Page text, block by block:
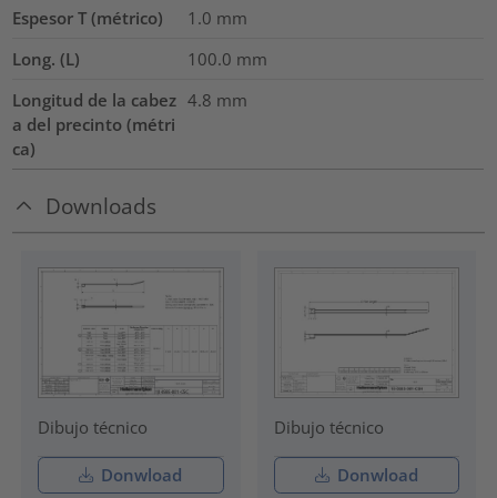
Espesor T (métrico) 1.0 mm
Long. (L)
100.0 mm
Longitud de la cabez
a del precinto (métri
ca)
4.8 mm
Downloads
Dibujo técnico
Donwload
Dibujo técnico
Donwload